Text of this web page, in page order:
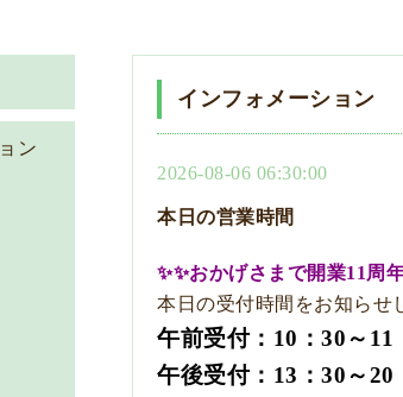
インフォメーション
2026-08-06 06:30:00
本日の営業時間
✨✨おかげさまで開業11周
本日の受付時間をお知らせ
午前受付：10：30～11
午後受付：13：30～20
ン